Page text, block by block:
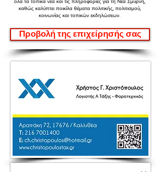
καθώς καλύπτει ποικίλα θέματα πολιτικής, πολιτισμού,
κοινωνίας και τοπικών εκδηλώσεων.
Προβολή της επιχείρησής σας